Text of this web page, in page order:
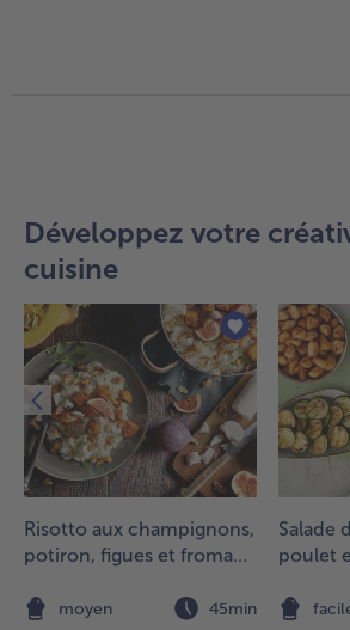
Développez votre
cuisine
Risotto aux champignons,
potiron, figues et fromage
moyen 45min
Salade
poulet